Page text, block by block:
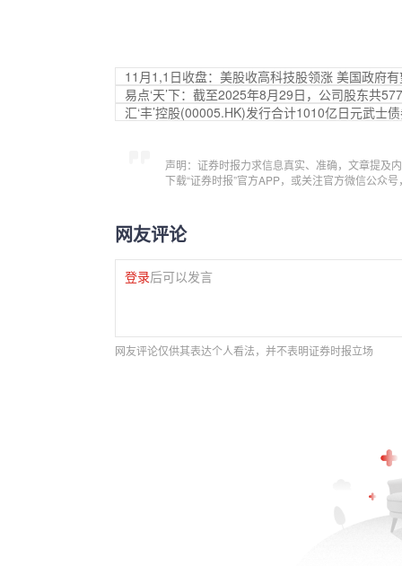
11月1,1日收盘：美股收高科技股领涨 美国政府
易点‘天’下：截至2025年8月29日，公司股东共
汇‘丰’控股(00005.HK)发行合计1010亿日元武士
声明：证券时报力求信息真实、准确，文章提及
下载“证券时报”官方APP，或关注官方微信公众
网友评论
登录后可以发言
网友评论仅供其表达个人看法，并不表明证券时报立场